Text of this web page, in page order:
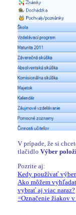
V prípade, že si
tlačidlo Výber
Pozrite aj:
Kedy používať
Ako môžem
vybrať aj viac naraz?
=Označenie žiakov